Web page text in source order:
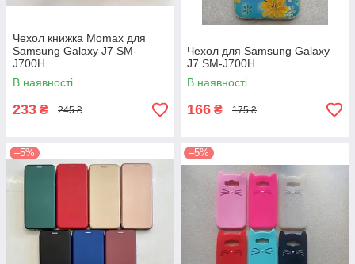
Чехол книжка Momax для
Samsung Galaxy J7 SM-
J700H
В наявності
233 ₴ 245 ₴
Чехол для Samsung Galaxy
J7 SM-J700H
В наявності
166 ₴ 175 ₴
–5% –5%